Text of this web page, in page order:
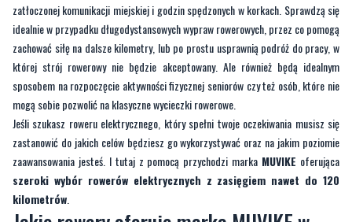
której strój rowerowy nie będzie akceptowany. Ale również będą idealnym
sposobem na rozpoczęcie aktywności fizycznej seniorów czy też osób, które nie
mogą sobie pozwolić na klasyczne wycieczki rowerowe.
Jeśli szukasz roweru elektrycznego, który spełni twoje oczekiwania musisz się
zastanowić do jakich celów będziesz go wykorzystywać oraz na jakim poziomie
zaawansowania jesteś. I tutaj z pomocą przychodzi marka
szeroki wybór rowerów elektrycznych z zasięgiem nawet do 120
kilometrów.
Jakie rowery oferuje marka MUVIKE w
2021 roku?
Marka MUVIKE w swoim asortymencie posiada 8 rowerów elektrycznych